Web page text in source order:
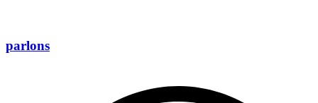
parlons